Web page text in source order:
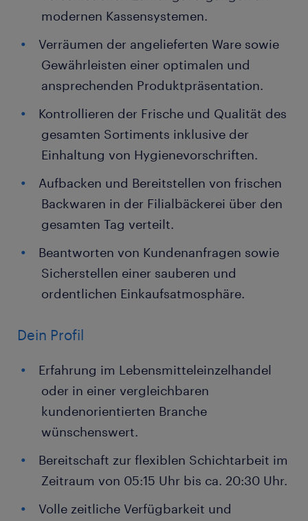
modernen Kassensystemen.
Verräumen der angelieferten Ware sowie
Gewährleisten einer optimalen und
ansprechenden Produktpräsentation.
Kontrollieren der Frische und Qualität des
gesamten Sortiments inklusive der
Einhaltung von Hygienevorschriften.
Aufbacken und Bereitstellen von frischen
Backwaren in der Filialbäckerei über den
gesamten Tag verteilt.
Beantworten von Kundenanfragen sowie
Sicherstellen einer sauberen und
ordentlichen Einkaufsatmosphäre.
Dein Profil
Erfahrung im Lebensmitteleinzelhandel
oder in einer vergleichbaren
kundenorientierten Branche
wünschenswert.
Bereitschaft zur flexiblen Schichtarbeit im
Zeitraum von 05:15 Uhr bis ca. 20:30 Uhr.
Volle zeitliche Verfügbarkeit und